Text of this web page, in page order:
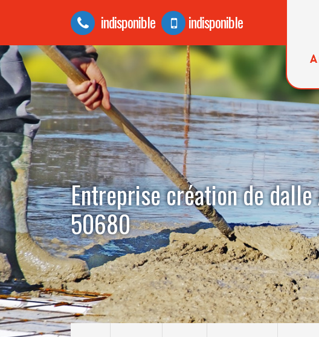
indisponible indisponible
Entreprise création de
50680